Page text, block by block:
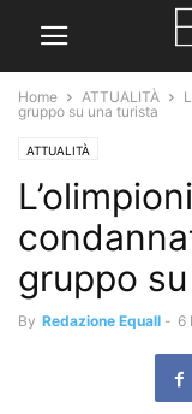
Home ATTUALITÀ
gruppo su una turista
ATTUALITÀ
gruppo
By Redazione Equall - 6